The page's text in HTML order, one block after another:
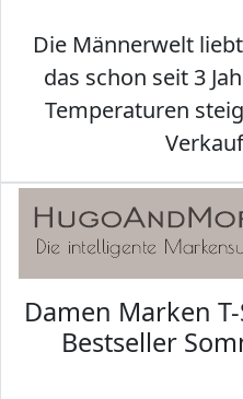
Die Männerwelt
das schon seit 3
Temperaturen
Damen Marken
Bestseller